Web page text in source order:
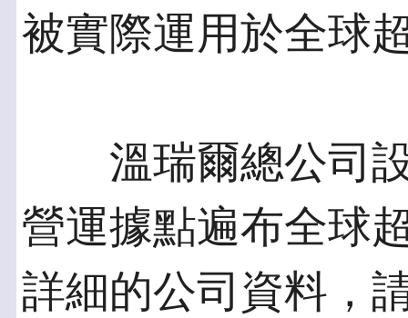
被實際運用於全球
溫瑞爾總公司設
營運據點遍布全球
詳細的公司資料，